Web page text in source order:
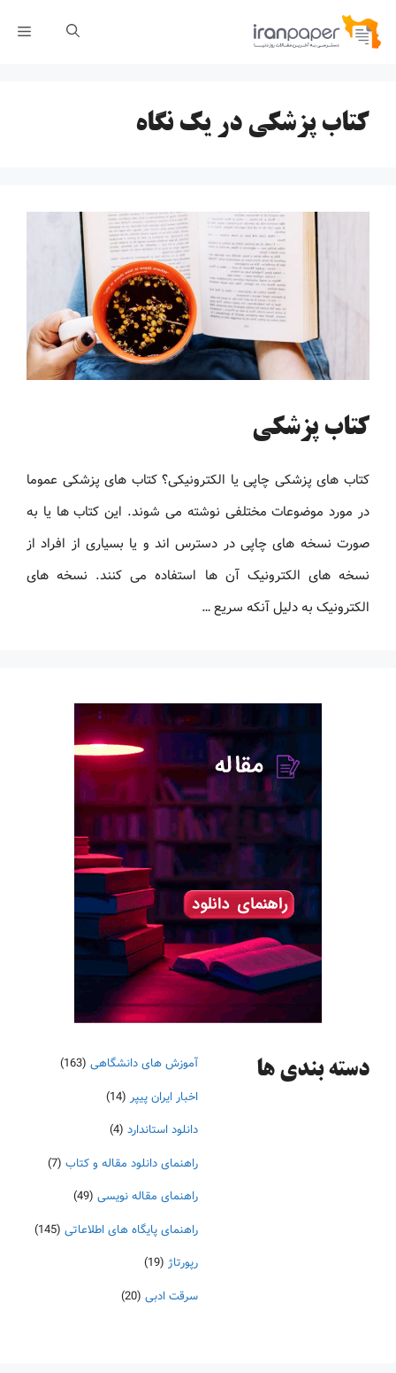
پرش
کتاب پزشکی در یک نگاه
کتاب پزشکی
کتاب های پزشکی چاپی یا الکترونیکی؟ کتاب های پزشکی عموما
در مورد موضوعات مختلفی نوشته می شوند. این کتاب ها یا به
صورت نسخه های چاپی در دسترس اند و یا بسیاری از افراد از
نسخه های الکترونیک آن ها استفاده می کنند. نسخه های
الکترونیک به دلیل آنکه سریع …
دسته‌ بندی ها آموزش های دانشگاهی (163)
اخبار ایران پیپر (14)
دانلود استاندارد (4)
راهنمای دانلود مقاله و کتاب (7)
راهنمای مقاله نویسی (49)
راهنمای پایگاه های اطلاعاتی (145)
رپورتاژ (19)
سرقت ادبی (20)